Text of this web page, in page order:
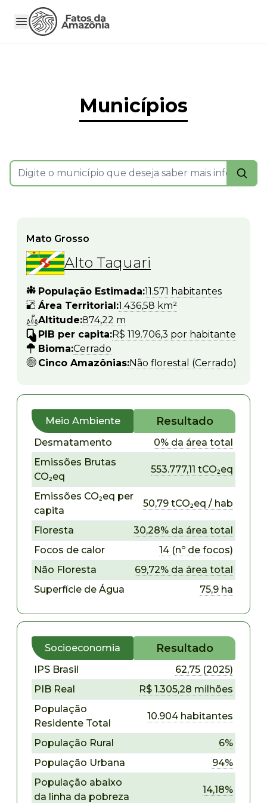
Municípios
Mato Grosso
Alto Taquari
População Estimada:11.571 habitantes
Área Territorial:1.436,58 km²
Altitude:874,22 m
PIB per capita:R$ 119.706,3 por habitante
Bioma:Cerrado
Cinco Amazônias:Não florestal (Cerrado)
Meio Ambiente Resultado
Desmatamento
0% da área total
Emissões Brutas
CO₂eq
553.777,11 tCO₂eq
Emissões CO₂eq per
capita
50,79 tCO₂eq / hab
Floresta
30,28% da área total
Focos de calor
14 (nº de focos)
Não Floresta
69,72% da área total
Superfície de Água
75,9 ha
Socioeconomia Resultado
IPS Brasil
62,75 (2025)
PIB Real
R$ 1.305,28 milhões
População
Residente Total
10.904 habitantes
População Rural
6%
População Urbana
94%
População abaixo
da linha da pobreza
14,18%